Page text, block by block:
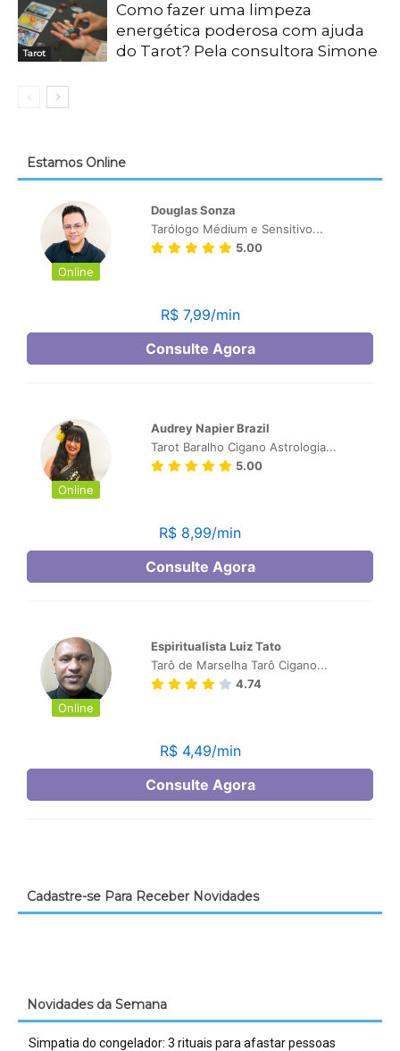
Tarot
Como fazer uma limpeza
energética poderosa com ajuda
do Tarot? Pela consultora Simone
Estamos Online
Cadastre-se Para Receber Novidades
Novidades da Semana
Simpatia do congelador: 3 rituais para afastar pessoas